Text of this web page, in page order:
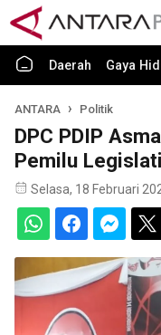
Daerah Gaya
ANTARA Politik
DPC PDIP
Pemilu
Selasa, 18 Februari